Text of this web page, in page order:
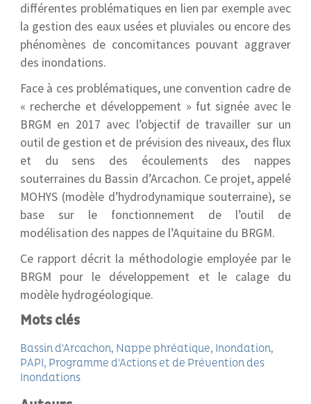
différentes problématiques en lien par exemple avec
la gestion des eaux usées et pluviales ou encore des
phénomènes de concomitances pouvant aggraver
des inondations.
Face à ces problématiques, une convention cadre de
« recherche et développement » fut signée avec le
BRGM en 2017 avec l’objectif de travailler sur un
outil de gestion et de prévision des niveaux, des flux
et du sens des écoulements des nappes
souterraines du Bassin d’Arcachon. Ce projet, appelé
MOHYS (modèle d’hydrodynamique souterraine), se
base sur le fonctionnement de l’outil de
modélisation des nappes de l’Aquitaine du BRGM.
Ce rapport décrit la méthodologie employée par le
BRGM pour le développement et le calage du
modèle hydrogéologique.
Mots clés
Bassin d'Arcachon Nappe phréatique Inondation
PAPI Programme d'Actions et de Prévention des
Inondations